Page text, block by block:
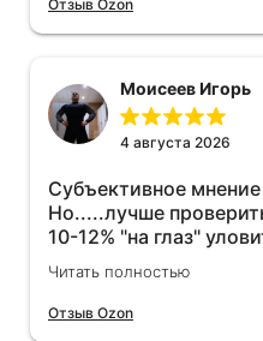
Отзыв Ozon
Моисеев Игорь
4 августа 2026
Субъективное
Но.....лучше
10-12% "на глаз"
Покатаюсь, потом
будет 😁.
Читать полностью
Отзыв Ozon